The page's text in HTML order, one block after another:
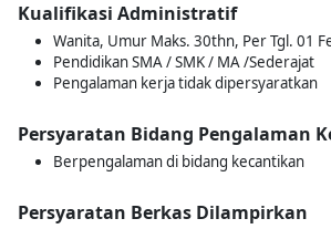
Kualifikasi Administratif
Wanita, Umur Maks. 30thn, Per Tgl. 01
Pendidikan SMA / SMK / MA /Sederajat
Pengalaman kerja tidak dipersyaratkan
Persyaratan Bidang Pengalaman
Berpengalaman di bidang kecantikan
Persyaratan Berkas Dilampirkan